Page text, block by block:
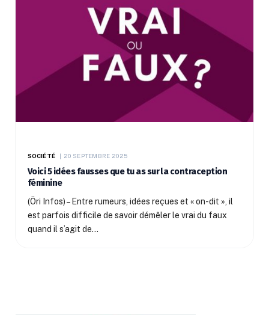
SOCIÉTÉ 20 SEPTEMBRE 2025
Voici 5 idées fausses que tu as sur la contraception
féminine
(Öri Infos) – Entre rumeurs, idées reçues et « on-dit », il
est parfois difficile de savoir démêler le vrai du faux
quand il s’agit de…